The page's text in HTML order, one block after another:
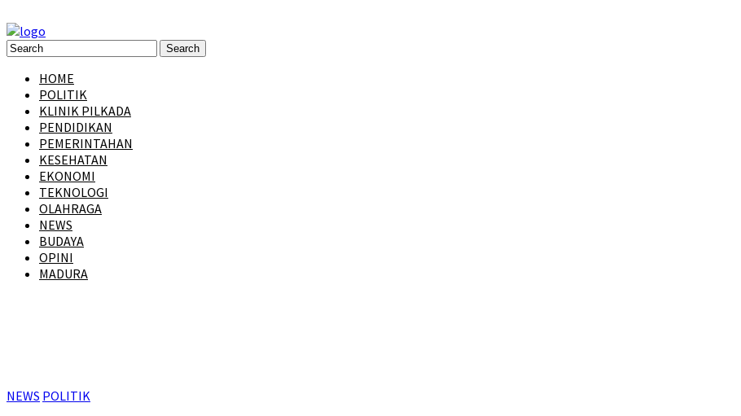
HOME
POLITIK
KLINIK PILKADA
PENDIDIKAN
PEMERINTAHAN
KESEHATAN
EKONOMI
TEKNOLOGI
OLAHRAGA
NEWS
BUDAYA
OPINI
MADURA
NEWS POLITIK